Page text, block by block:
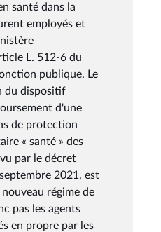
santé dans la
employés et
L. 512-6 du
publique. Le
du dispositif
d'une
de protection
« santé » des
par le décret
2021, est
régime de
pas les agents
en propre par les